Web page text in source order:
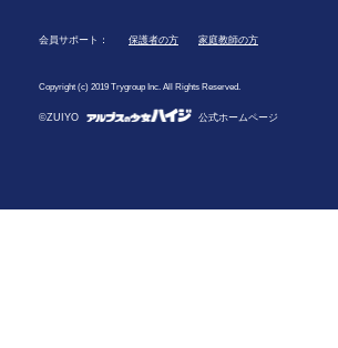
会員サポート： 保護者の方 家庭教師の方
Copyright (c) 2019 Trygroup Inc. All Rights Reserved.
©ZUIYO 公式ホームページ